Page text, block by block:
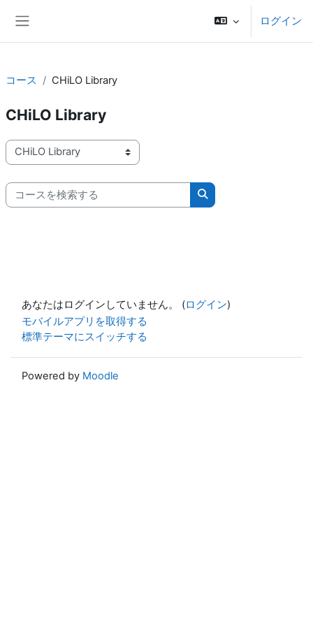
ログイン
コース CHiLO Library
CHiLO Library
コースカテゴリ
コースを検索する
コースを検索する
あなたはログインしていません。 (ログイン)
モバイルアプリを取得する
標準テーマにスイッチする
Powered by Moodle